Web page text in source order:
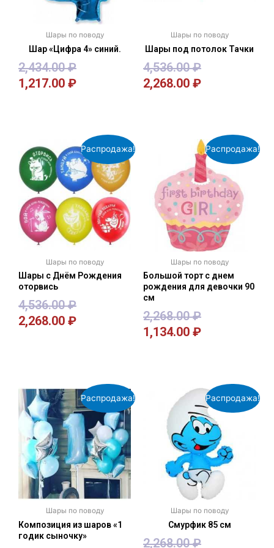
Шары по поводу
Шар «Цифра 4» синий.
2,434.00₽
1,217.00 ₽
Шары по поводу
Шары под потолок Тачки
4,536.00₽
2,268.00 ₽
Распродажа!
Шары по поводу
Шары с Днём Рождения
оторвись
4,536.00₽
2,268.00 ₽
Распродажа!
Шары по поводу
Большой торт с днем
рождения для девочки 90
см
2,268.00₽
1,134.00 ₽
Распродажа!
Шары по поводу
Композиция из шаров «1
годик сыночку»
Распродажа!
Шары по поводу
Смурфик 85 см
2,268.00₽